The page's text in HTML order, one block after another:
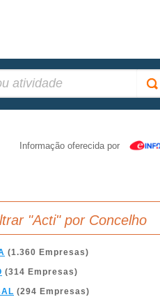
Informação oferecida por
"Acti" por Concelho
(1.360 Empresas)
(314 Empresas)
(294 Empresas)